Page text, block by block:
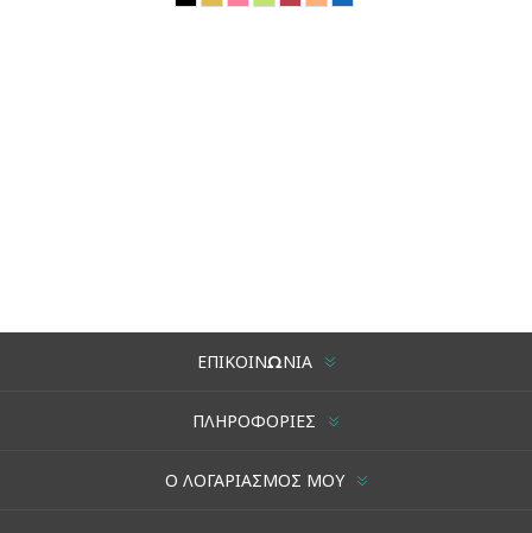
ΕΠΙΚΟΙΝΩΝΊΑ
ΠΛΗΡΟΦΟΡΊΕΣ
Ο ΛΟΓΑΡΙΑΣΜΌΣ ΜΟΥ